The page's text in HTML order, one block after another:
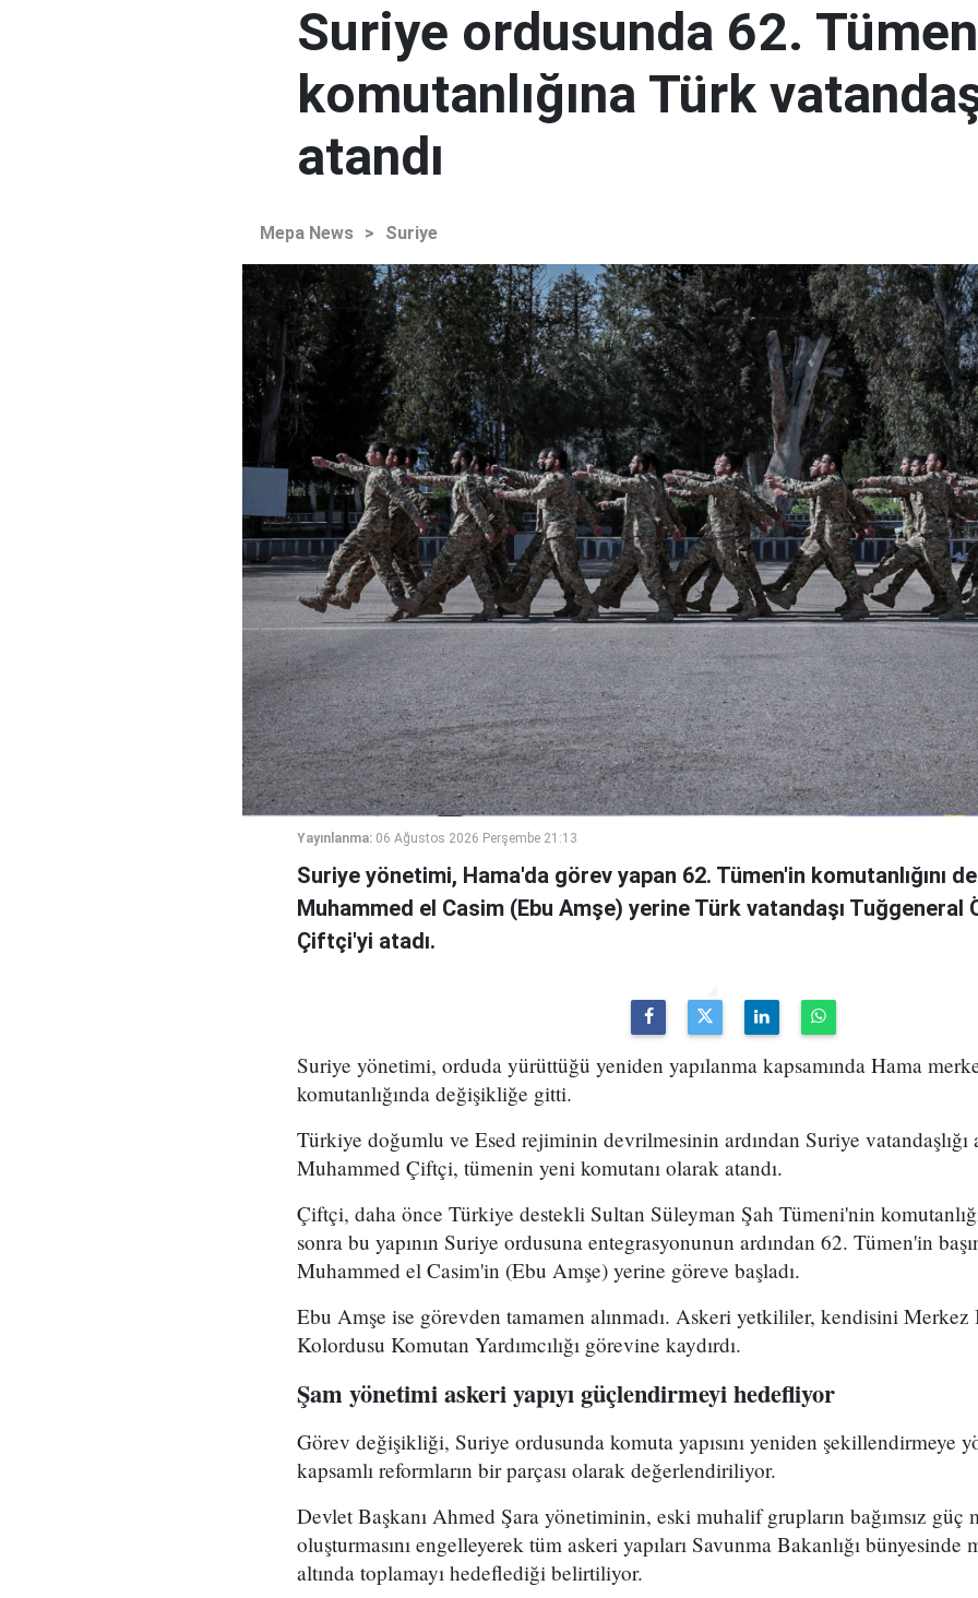
Suriye ordusunda 62. Tümen
komutanlığına Türk
atandı
Mepa News > Suriye
Yayınlanma: 06 Ağustos 2026 Perşembe 21:13
Suriye yönetimi, Hama'da görev yapan 62. Tümen'in komutanlığını
Muhammed el Casim (Ebu Amşe) yerine Türk vatandaşı Tuğgeneral
Çiftçi'yi atadı.
Suriye yönetimi, orduda yürüttüğü yeniden yapılanma kapsamında Hama
komutanlığında değişikliğe gitti.
Türkiye doğumlu ve Esed rejiminin devrilmesinin ardından Suriye vatandaşlığı
Muhammed Çiftçi, tümenin yeni komutanı olarak atandı.
Çiftçi, daha önce Türkiye destekli Sultan Süleyman Şah Tümeni'nin
sonra bu yapının Suriye ordusuna entegrasyonunun ardından 62. Tümen'in
Muhammed el Casim'in (Ebu Amşe) yerine göreve başladı.
Ebu Amşe ise görevden tamamen alınmadı. Askeri yetkililer, kendisini
Kolordusu Komutan Yardımcılığı görevine kaydırdı.
Şam yönetimi askeri yapıyı güçlendirmeyi hedefliyor
Görev değişikliği, Suriye ordusunda komuta yapısını yeniden şekillendirmeye
kapsamlı reformların bir parçası olarak değerlendiriliyor.
Devlet Başkanı Ahmed Şara yönetiminin, eski muhalif grupların bağımsız güç
oluşturmasını engelleyerek tüm askeri yapıları Savunma Bakanlığı
altında toplamayı hedeflediği belirtiliyor.